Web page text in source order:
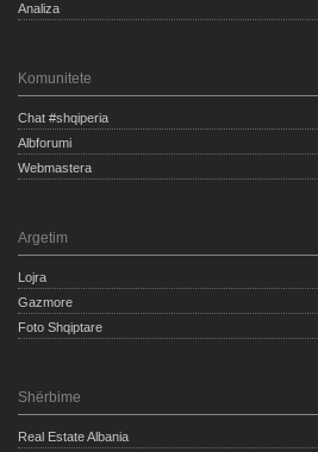
Analiza
Komunitete
Chat #shqiperia
Albforumi
Webmastera
Argetim
Lojra
Gazmore
Foto Shqiptare
Shërbime
Real Estate Albania